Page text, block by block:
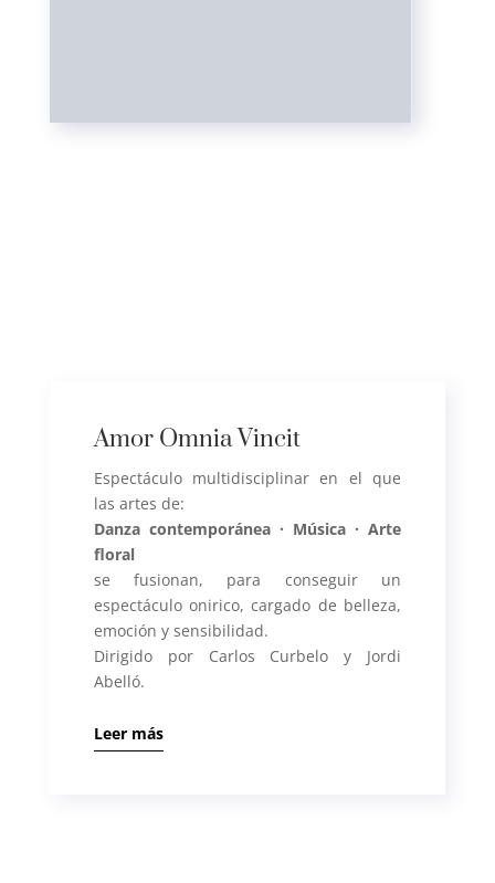
Amor Omnia Vincit
Espectáculo multidisciplinar en el que
las artes de:
Danza contemporánea · Música · Arte
floral
se fusionan, para conseguir un
espectáculo onirico, cargado de belleza,
emoción y sensibilidad.
Dirigido por Carlos Curbelo y Jordi
Abelló.
Leer más